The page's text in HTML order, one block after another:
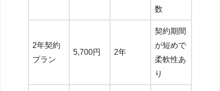
数
2年契約
プラン
5,700円 2年
契約期間
が短めで
柔軟性あ
り